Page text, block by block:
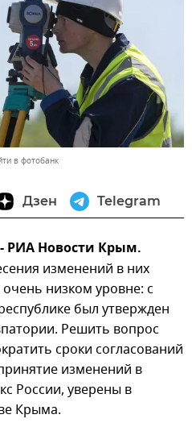
в фотобанк
Дзен Telegram
Новости Крым.
изменений в них
низком уровне: с
был утвержден
Решить вопрос
сроки согласований
изменений в
России, уверены в
Крыма.